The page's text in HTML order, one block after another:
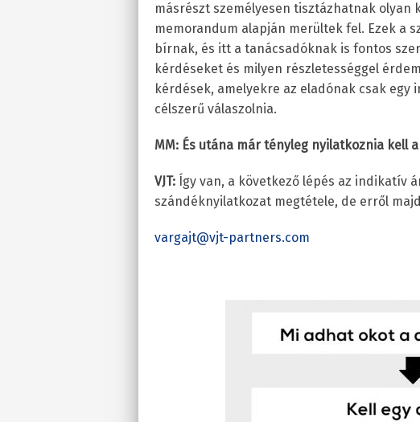
másrészt személyesen tisztázhatnak olyan
memorandum alapján merültek fel. Ezek a
bírnak, és itt a tanácsadóknak is fontos
kérdéseket és milyen részletességgel
kérdések, amelyekre az eladónak csak
célszerű válaszolnia.
MM: És utána már tényleg nyilatkoznia kell
VJT: Így van, a következő lépés az indikatív
szándéknyilatkozat megtétele, de erről
vargajt@vjt-partners.com